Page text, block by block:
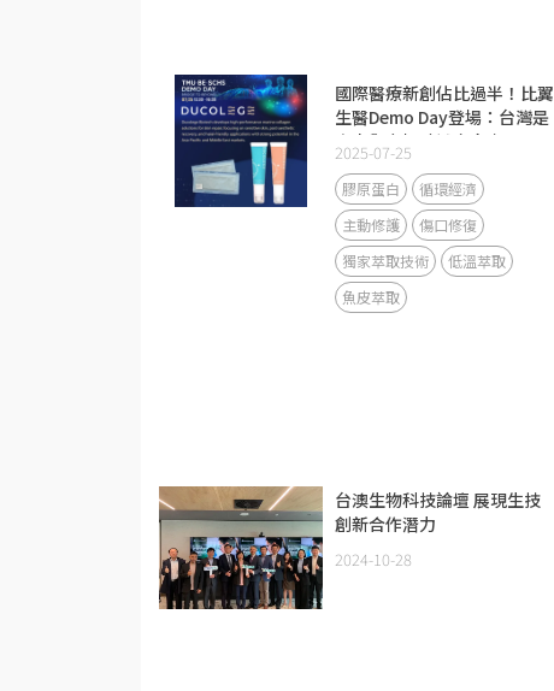
國際醫療新創佔比過半！比翼
生醫Demo Day登場：台灣是
資本與市場驗證交會處
2025-07-25
膠原蛋白
循環經濟
主動修護
傷口修復
獨家萃取技術
低溫萃取
魚皮萃取
台澳生物科技論壇 展現生技
創新合作潛力
2024-10-28